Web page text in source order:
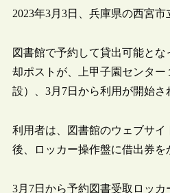
2023年3月3日、兵庫県の西宮
図書館で予約して貸出可能と
却ポストが、上甲子園センタ
設）、3月7日から利用が開始さ
利用者は、図書館のウェブサ
後、ロッカー操作盤に借出券を
3月7日から予約図書受取ロッカ